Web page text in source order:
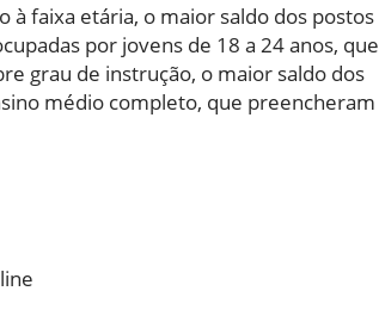
à faixa etária, o maior saldo dos postos
por jovens de 18 a 24 anos, que
grau de instrução, o maior saldo dos
médio completo, que preencheram